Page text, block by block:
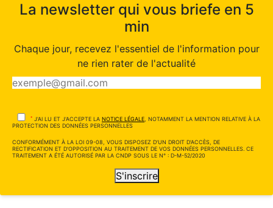
La newsletter qui vous briefe en 5
min
Chaque jour, recevez l'essentiel de l'information pour
ne rien rater de l'actualité
* J'AI LU ET J'ACCEPTE LA NOTICE LÉGALE, NOTAMMENT LA MENTION RELATIVE À LA
PROTECTION DES DONNÉES PERSONNELLES
CONFORMÉMENT À LA LOI 09-08, VOUS DISPOSEZ D'UN DROIT D'ACCÈS, DE
RECTIFICATION ET D'OPPOSITION AU TRAITEMENT DE VOS DONNÉES PERSONNELLES. CE
TRAITEMENT A ÉTÉ AUTORISÉ PAR LA CNDP SOUS LE N° : D-M-52/2020
S'inscrire